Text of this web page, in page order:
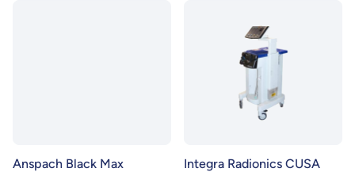
Anspach Black Max
Integra Radionics CUSA